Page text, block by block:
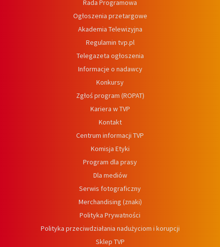
Rada Programowa
Ogłoszenia przetargowe
Akademia Telewizyjna
Regulamin tvp.pl
Telegazeta ogłoszenia
Informacje o nadawcy
Konkursy
Zgłoś program (ROPAT)
Kariera w TVP
Kontakt
Centrum informacji TVP
Komisja Etyki
Program dla prasy
Dla mediów
Serwis fotograficzny
Merchandising (znaki)
Polityka Prywatności
Polityka przeciwdziałania nadużyciom i korupcji
Sklep TVP